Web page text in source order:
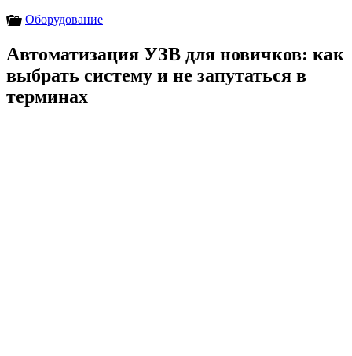
Оборудование
Автоматизация УЗВ для новичков: как
выбрать систему и не запутаться в
терминах